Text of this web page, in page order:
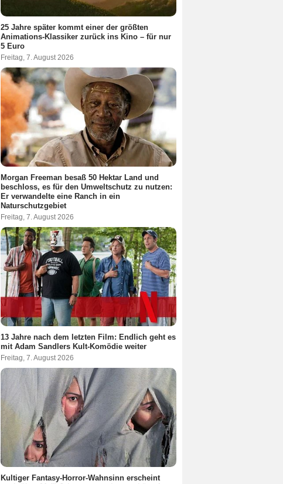
25 Jahre später kommt einer der größten
Animations-Klassiker zurück ins Kino – für nur
5 Euro
Freitag, 7. August 2026
Morgan Freeman besaß 50 Hektar Land und
beschloss, es für den Umweltschutz zu nutzen:
Er verwandelte eine Ranch in ein
Naturschutzgebiet
Freitag, 7. August 2026
13 Jahre nach dem letzten Film: Endlich geht es
mit Adam Sandlers Kult-Komödie weiter
Freitag, 7. August 2026
Kultiger Fantasy-Horror-Wahnsinn erscheint